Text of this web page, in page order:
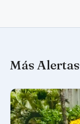
Más Alertas